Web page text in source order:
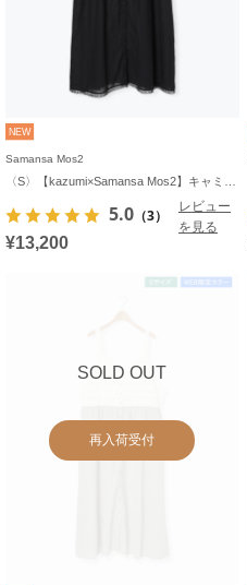
NEW
Samansa Mos2
5.0 （3）
レビュー
を見る
¥13,200
SOLD OUT
再入荷受付